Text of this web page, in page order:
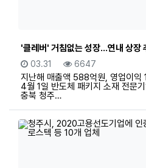
'클레버' 거침없는 성장...연내 상장
등록일
03.31 조회
6647
지난해 매출액 588억원, 영업이익
4월 1일 반도체 패키지 소재 전문
충북 청주…